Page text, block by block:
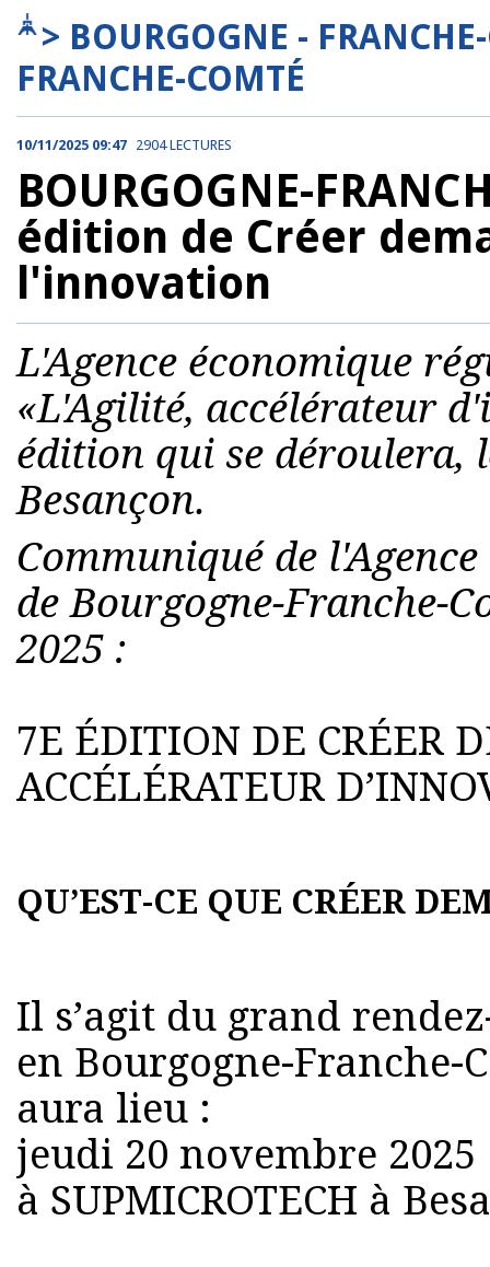
> BOURGOGNE -
FRANCHE-COMTÉ
10/11/2025 09:47 2904 LECTURES
BOURGOGNE-
édition de Créer
l'innovation
L'Agence économique
«L'Agilité, accélérateur
édition qui se déroulera,
Besançon.
Communiqué de
de Bourgogne-Franche-
2025 :
7E ÉDITION DE CRÉER
ACCÉLÉRATEUR
QU’EST-CE QUE CRÉER
Il s’agit du grand
en Bourgogne-Franche-
aura lieu :
jeudi 20 novembre 2025
à SUPMICROTECH à